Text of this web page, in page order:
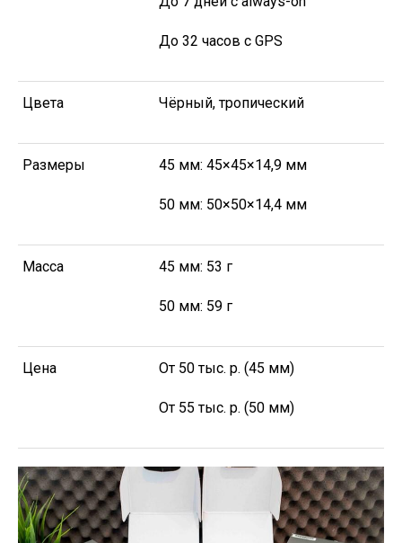
До 32 часов с GPS
Цвета Чёрный, тропический
Размеры 45 мм: 45×45×14,9 мм
50 мм: 50×50×14,4 мм
Масса 45 мм: 53 г
50 мм: 59 г
Цена От 50 тыс. р. (45 мм)
От 55 тыс. р. (50 мм)